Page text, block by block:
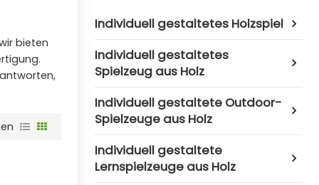
bieten
Individuell gestaltetes Holzspiel
Individuell gestaltetes
Spielzeug aus Holz
Individuell gestaltete Outdoor-
Spielzeuge aus Holz
Individuell gestaltete
Lernspielzeuge aus Holz